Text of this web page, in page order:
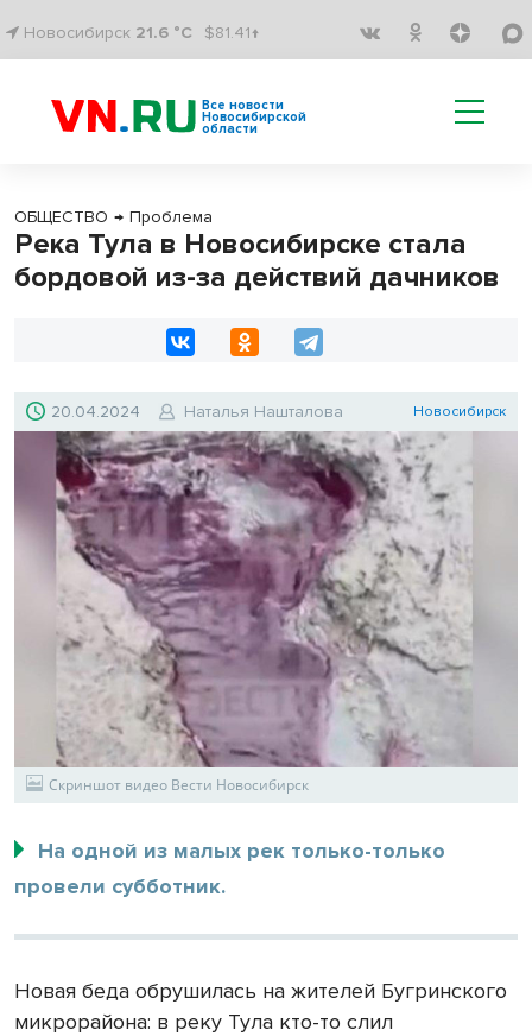
Новосибирск 21.6 °C $81.41↑
Все новости
Новосибирской
области
ОБЩЕСТВО → Проблема
Река Тула в Новосибирске стала
бордовой из-за действий дачников
20.04.2024 Наталья Нашталова Новосибирск
Скриншот видео Вести Новосибирск
На одной из малых рек только-только
провели субботник.
Новая беда обрушилась на жителей Бугринского
микрорайона: в реку Тула кто-то слил